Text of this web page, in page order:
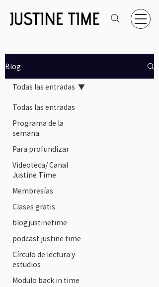
Blog
Todas las entradas
Programa de la
semana
Para profundizar
Videoteca/ Canal
Justine Time
Membresías
Clases gratis
blogjustinetime
podcast justine time
Círculo de lectura y
estudios
Modulo back in time
Todas las entradas